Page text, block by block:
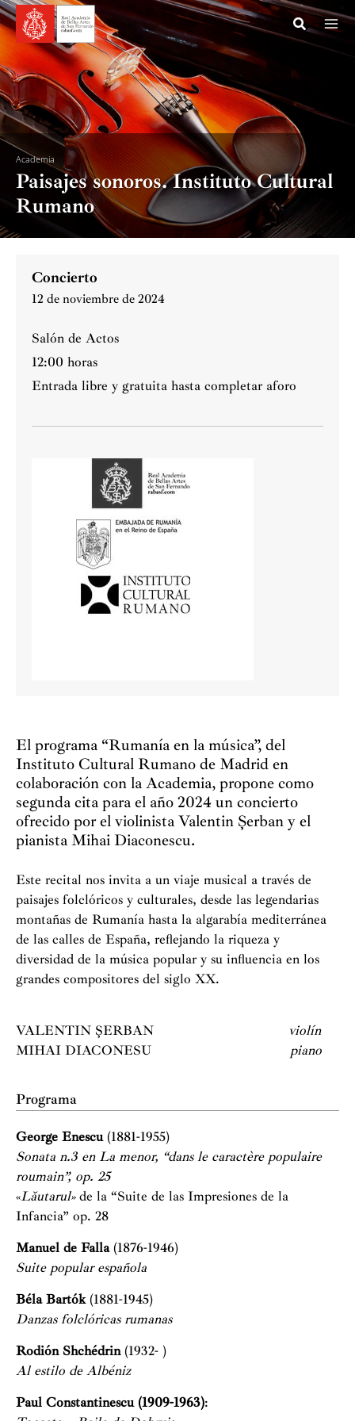
Ir
al
contenido
Academia
Paisajes sonoros. Instituto Cultural
Rumano
Concierto
12 de noviembre de 2024
Salón de Actos
12:00 horas
Entrada libre y gratuita hasta completar aforo
El programa “Rumanía en la música”, del
Instituto Cultural Rumano de Madrid en
colaboración con la Academia, propone como
segunda cita para el año 2024 un concierto
ofrecido por el violinista Valentin Șerban y el
pianista Mihai Diaconescu.
Este recital nos invita a un viaje musical a través de
paisajes folclóricos y culturales, desde las legendarias
montañas de Rumanía hasta la algarabía mediterránea
de las calles de España, reflejando la riqueza y
diversidad de la música popular y su influencia en los
grandes compositores del siglo XX.
VALENTIN ȘERBAN violín
MIHAI DIACONESU piano
Programa
George Enescu (1881-1955)
Sonata n.3 en La menor, “dans le caractère populaire
roumain”, op. 25
«Lăutarul»de la “Suite de las Impresiones de la
Infancia” op. 28
Manuel de Falla (1876-1946)
Suite popular española
Béla Bartók (1881-1945)
Danzas folclóricas rumanas
Rodión Shchédrin (1932- )
Al estilo de Albéniz
Paul Constantinescu (1909-1963):